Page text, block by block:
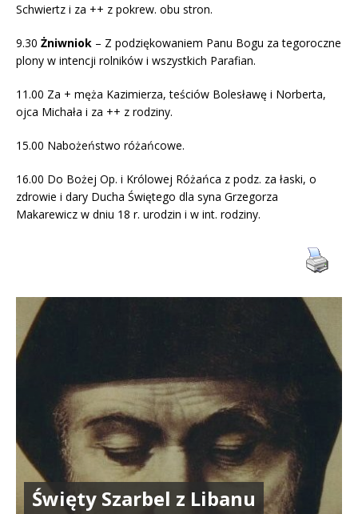
Schwiertz i za ++ z pokrew. obu stron.
9.30 Żniwniok – Z podziękowaniem Panu Bogu za tegoroczne
plony w intencji rolników i wszystkich Parafian.
11.00 Za + męża Kazimierza, teściów Bolesławę i Norberta,
ojca Michała i za ++ z rodziny.
15.00 Nabożeństwo różańcowe.
16.00 Do Bożej Op. i Królowej Różańca z podz. za łaski, o
zdrowie i dary Ducha Świętego dla syna Grzegorza
Makarewicz w dniu 18 r. urodzin i w int. rodziny.
Święty Szarbel z Libanu